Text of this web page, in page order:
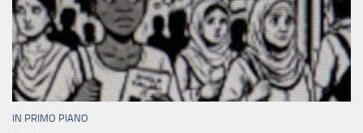
IN PRIMO PIANO